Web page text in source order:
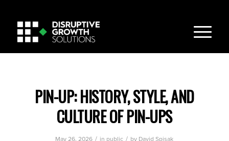
PIN-UP: HISTORY, STYLE, AND
CULTURE OF PIN-UPS
May 26, 2026 / in public / by David Spisak